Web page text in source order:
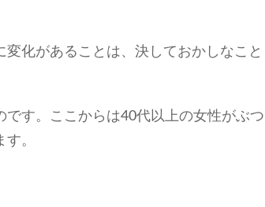
化があることは、決しておかしなこと
す。ここからは40代以上の女性がぶつ
。